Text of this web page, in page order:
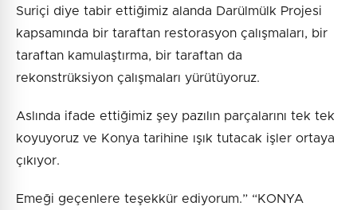
Suriçi diye tabir ettiğimiz alanda Darülmülk Projesi
kapsamında bir taraftan restorasyon çalışmaları, bir
taraftan kamulaştırma, bir taraftan da
rekonstrüksiyon çalışmaları yürütüyoruz.
Aslında ifade ettiğimiz şey pazılın parçalarını tek tek
koyuyoruz ve Konya tarihine ışık tutacak işler ortaya
çıkıyor.
Emeği geçenlere teşekkür ediyorum.” “KONYA